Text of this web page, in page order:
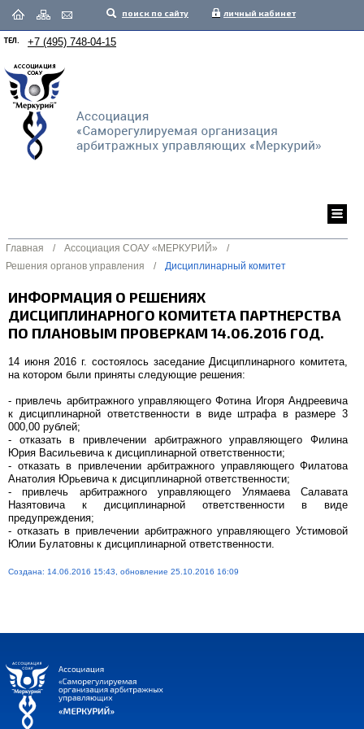
поиск по сайту личный кабинет
ТЕЛ. +7 (495) 748-04-15
Главная / Ассоциация СОАУ «МЕРКУРИЙ»
/
Решения органов управления
/ Дисциплинарный комитет
ИНФОРМАЦИЯ О РЕШЕНИЯХ
ДИСЦИПЛИНАРНОГО КОМИТЕТА ПАРТНЕРСТВА
ПО ПЛАНОВЫМ ПРОВЕРКАМ 14.06.2016 ГОД.
14 июня 2016 г. состоялось заседание Дисциплинарного комитета,
на котором были приняты следующие решения:
- привлечь арбитражного управляющего Фотина Игоря Андреевича
к дисциплинарной ответственности в виде штрафа в размере 3
000,00 рублей;
- отказать в привлечении арбитражного управляющего Филина
Юрия Васильевича к дисциплинарной ответственности;
- отказать в привлечении арбитражного управляющего Филатова
Анатолия Юрьевича к дисциплинарной ответственности;
- привлечь арбитражного управляющего Улямаева Салавата
Назятовича к дисциплинарной ответственности в виде
предупреждения;
- отказать в привлечении арбитражного управляющего Устимовой
Юлии Булатовны к дисциплинарной ответственности.
Создана: 14.06.2016 15:43, обновление 25.10.2016 16:09